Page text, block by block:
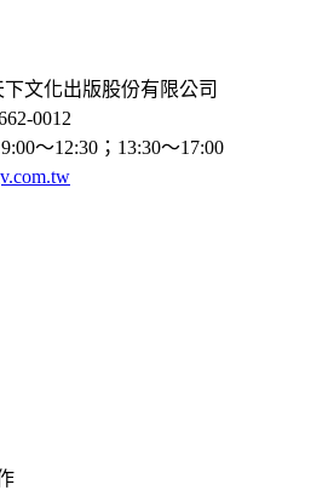
文化出版股份有限公司
0012
～12:30；13:30～17:00